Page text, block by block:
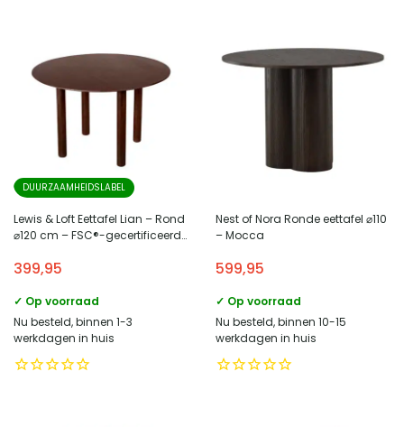
DUURZAAMHEIDSLABEL
Lewis & Loft Eettafel Lian – Rond
⌀120 cm – FSC®-gecertificeerd
399,95
✓ Op voorraad
Nu besteld, binnen 1-3
werkdagen in huis
Nest of Nora Ronde eettafel ⌀110
– Mocca
599,95
✓ Op voorraad
Nu besteld, binnen 10-15
werkdagen in huis